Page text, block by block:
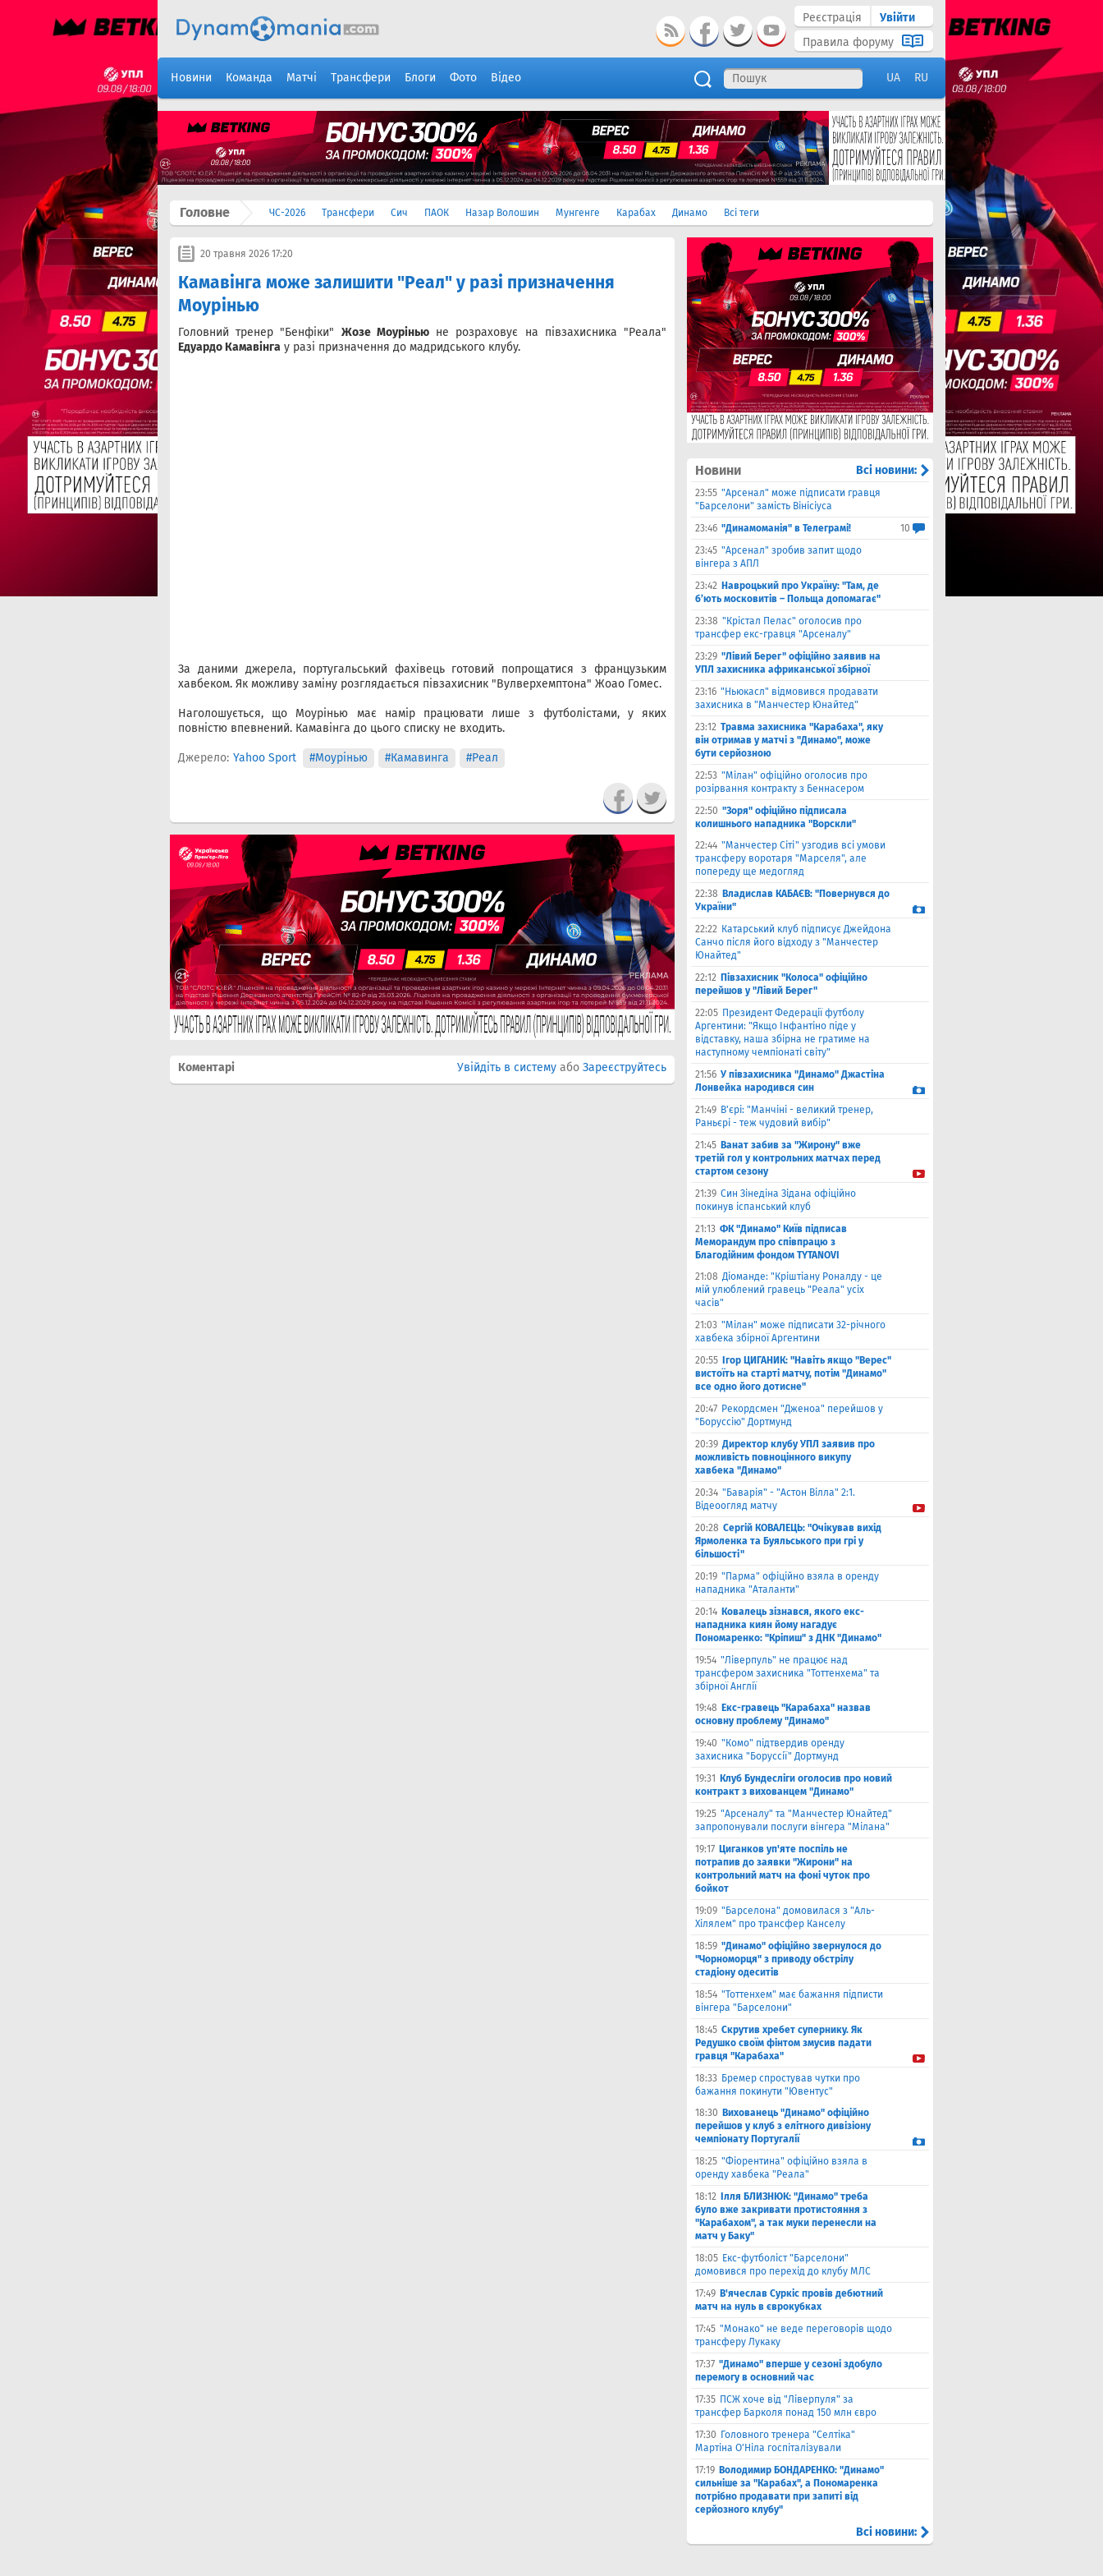
Реєстрація
Увійти
Правила форуму
Новини Команда Матчі Трансфери Блоги Фото Відео UA RU
Головне ЧС-2026 Трансфери Сич ПАОК Назар Волошин Мунгенге Карабах Динамо Всі теги
20 травня 2026 17:20
Камавінга може залишити "Реал" у разі призначення
Моурінью
Головний тренер "Бенфіки" Жозе Моуріньюне розраховує на півзахисника "Реала"
Едуардо Камавінга у разі призначення до мадридського клубу.
За даними джерела, португальський фахівець готовий попрощатися з французьким
хавбеком. Як можливу заміну розглядається півзахисник "Вулверхемптона" Жоао Гомес.
Наголошується, що Моурінью має намір працювати лише з футболістами, у яких
повністю впевнений. Камавінга до цього списку не входить.
Джерело: Yahoo Sport #Моурінью #Камавинга #Реал
Коментарі Увійдіть в систему або Зареєструйтесь
Новини Всі новини:
23:55 "Арсенал" може підписати гравця
"Барселони" замість Вінісіуса
23:46 "Динамоманія" в Телеграмі!
10
23:45 "Арсенал" зробив запит щодо
вінгера з АПЛ
23:42 Навроцький про Україну: "Там, де
б’ють московитів – Польща допомагає"
23:38 "Крістал Пелас" оголосив про
трансфер екс-гравця "Арсеналу"
23:29 "Лівий Берег" офіційно заявив на
УПЛ захисника африканської збірної
23:16 "Ньюкасл" відмовився продавати
захисника в "Манчестер Юнайтед"
23:12 Травма захисника "Карабаха", яку
він отримав у матчі з "Динамо", може
бути серйозною
22:53 "Мілан" офіційно оголосив про
розірвання контракту з Беннасером
22:50 "Зоря" офіційно підписала
колишнього нападника "Ворскли"
22:44 "Манчестер Сіті" узгодив всі умови
трансферу воротаря "Марселя", але
попереду ще медогляд
22:38 Владислав КАБАЄВ: "Повернувся до
України"
22:22 Катарський клуб підписує Джейдона
Санчо після його відходу з "Манчестер
Юнайтед"
22:12 Півзахисник "Колоса" офіційно
перейшов у "Лівий Берег"
22:05 Президент Федерації футболу
Аргентини: "Якщо Інфантіно піде у
відставку, наша збірна не гратиме на
наступному чемпіонаті світу"
21:56 У півзахисника "Динамо" Джастіна
Лонвейка народився син
21:49 В'єрі: "Манчіні - великий тренер,
Раньєрі - теж чудовий вибір"
21:45 Ванат забив за "Жирону" вже
третій гол у контрольних матчах перед
стартом сезону
21:39 Син Зінедіна Зідана офіційно
покинув іспанський клуб
21:13 ФК "Динамо" Київ підписав
Меморандум про співпрацю з
Благодійним фондом TYTANOVI
21:08 Діоманде: "Кріштіану Роналду - це
мій улюблений гравець "Реала" усіх
часів"
21:03 "Мілан" може підписати 32-річного
хавбека збірної Аргентини
20:55
Ігор ЦИГАНИК: "Навіть якщо "Верес"
вистоїть на старті матчу, потім "Динамо"
все одно його дотисне"
20:47 Рекордсмен "Дженоа" перейшов у
"Боруссію" Дортмунд
20:39 Директор клубу УПЛ заявив про
можливість повноцінного викупу
хавбека "Динамо"
20:34 "Баварія" - "Астон Вілла" 2:1.
Відеоогляд матчу
20:28 Сергій КОВАЛЕЦЬ: "Очікував вихід
Ярмоленка та Буяльського при грі у
більшості"
20:19 "Парма" офіційно взяла в оренду
нападника "Аталанти"
20:14 Ковалець зізнався, якого екс-
нападника киян йому нагадує
Пономаренко: "Кріпиш" з ДНК "Динамо"
19:54 "Ліверпуль" не працює над
трансфером захисника "Тоттенхема" та
збірної Англії
19:48 Екс-гравець "Карабаха" назвав
основну проблему "Динамо"
19:40 "Комо" підтвердив оренду
захисника "Боруссії" Дортмунд
19:31
Клуб Бундесліги оголосив про новий
контракт з вихованцем "Динамо"
19:25 "Арсеналу" та "Манчестер Юнайтед"
запропонували послуги вінгера "Мілана"
19:17 Циганков уп'яте поспіль не
потрапив до заявки "Жирони" на
контрольний матч на фоні чуток про
бойкот
19:09 "Барселона" домовилася з "Аль-
Хілялем" про трансфер Канселу
18:59 "Динамо" офіційно звернулося до
"Чорноморця" з приводу обстрілу
стадіону одеситів
18:54 "Тоттенхем" має бажання підписти
вінгера "Барселони"
18:45 Скрутив хребет супернику. Як
Редушко своїм фінтом змусив падати
гравця "Карабаха"
18:33 Бремер спростував чутки про
бажання покинути "Ювентус"
18:30 Вихованець "Динамо" офіційно
перейшов у клуб з елітного дивізіону
чемпіонату Португалії
18:25 "Фіорентина" офіційно взяла в
оренду хавбека "Реала"
18:12
Ілля БЛИЗНЮК: "Динамо" треба
було вже закривати протистояння з
"Карабахом", а так муки перенесли на
матч у Баку"
18:05 Екс-футболіст "Барселони"
домовився про перехід до клубу МЛС
17:49 В'ячеслав Суркіс провів дебютний
матч на нуль в єврокубках
17:45 "Монако" не веде переговорів щодо
трансферу Лукаку
17:37 "Динамо" вперше у сезоні здобуло
перемогу в основний час
17:35 ПСЖ хоче від "Ліверпуля" за
трансфер Барколя понад 150 млн євро
17:30 Головного тренера "Селтіка"
Мартіна О'Ніла госпіталізували
17:19 Володимир БОНДАРЕНКО: "Динамо"
сильніше за "Карабах", а Пономаренка
потрібно продавати при запиті від
серйозного клубу"
Всі новини: